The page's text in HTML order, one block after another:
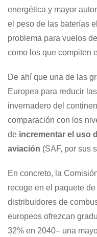
energética y mayor
el peso de las baterías
problema para vuelos
como los que compiten
De ahí que una de las
Europea para reducir
invernadero del
comparación con los
de incrementar el uso
aviación (SAF, por sus
En concreto, la
recoge en el paquete
distribuidores de
europeos ofrezcan
32% en 2040– una